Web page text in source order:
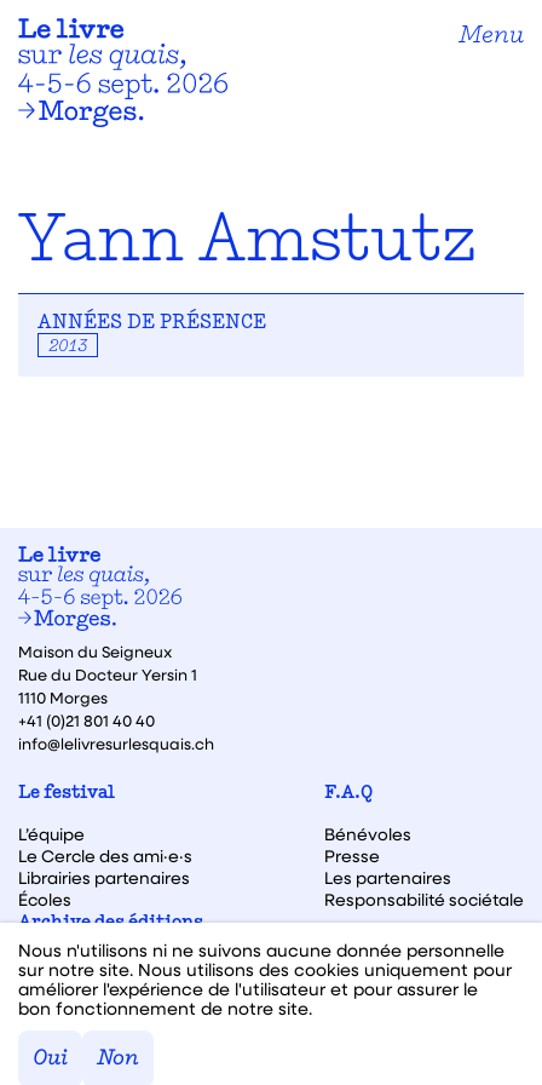
Menu
Yann Amstutz
ANNÉES DE PRÉSENCE
2013
Maison du Seigneux
Rue du Docteur Yersin 1
1110 Morges
+41 (0)21 801 40 40
info@lelivresurlesquais.ch
Le festival
L’équipe
Le Cercle des ami·e·s
Librairies partenaires
Écoles
F.A.Q
Bénévoles
Presse
Les partenaires
Responsabilité sociétale
Archive des éditions
Archive des autrices et auteurs
Facebook
Instagram
Linkedin
Youtube
Nous n'utilisons ni ne suivons aucune donnée personnelle
sur notre site. Nous utilisons des cookies uniquement pour
améliorer l'expérience de l'utilisateur et pour assurer le
bon fonctionnement de notre site.
Oui Non